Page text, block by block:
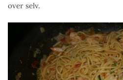
over selv.